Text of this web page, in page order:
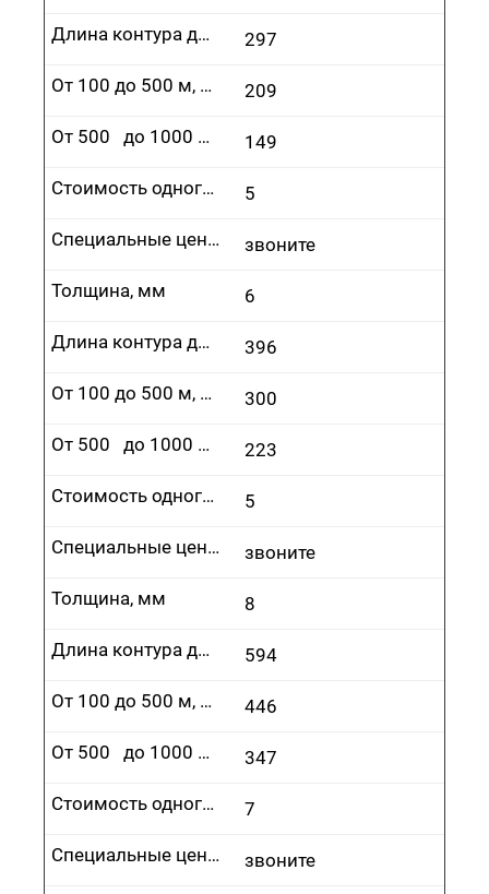
297
Длина контура до 100 м, руб.
209
От 100 до 500 м, руб.
149
От 500 до 1000 м, руб.
5
Стоимость одного врезания, руб.
звоните
Специальные цены
6
Толщина, мм
396
Длина контура до 100 м, руб.
300
От 100 до 500 м, руб.
223
От 500 до 1000 м, руб.
5
Стоимость одного врезания, руб.
звоните
Специальные цены
8
Толщина, мм
594
Длина контура до 100 м, руб.
446
От 100 до 500 м, руб.
347
От 500 до 1000 м, руб.
7
Стоимость одного врезания, руб.
звоните
Специальные цены